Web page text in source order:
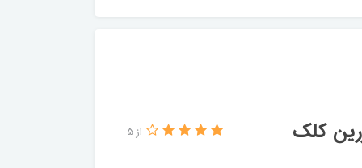
کلک از 5